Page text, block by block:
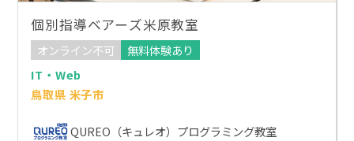
個別指導ベアーズ米原教室
オンライン不可
無料体験あり
IT・Web
鳥取県 米子市
QUREO（キュレオ）プログラミング教室